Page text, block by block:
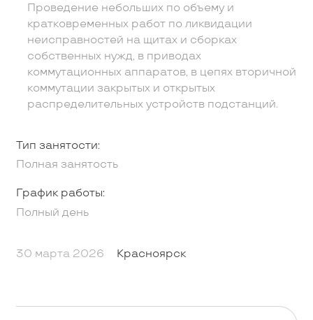
Проведение небольших по объему и
кратковременных работ по ликвидации
неисправностей на щитах и сборках
собственных нужд, в приводах
коммутационных аппаратов, в цепях вторичной
коммутации закрытых и открытых
распределительных устройств подстанций.
Тип занятости:
Полная занятость
График работы:
Полный день
30 марта 2026 Красноярск